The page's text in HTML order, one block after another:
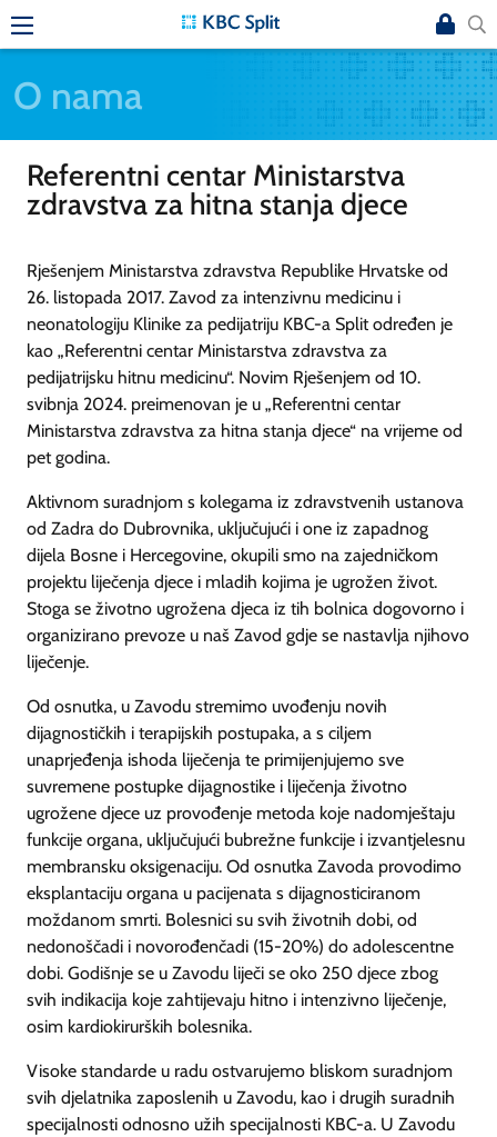
O nama
Referentni centar Ministarstva
zdravstva za hitna stanja djece
Rješenjem Ministarstva zdravstva Republike Hrvatske od
26. listopada 2017. Zavod za intenzivnu medicinu i
neonatologiju Klinike za pedijatriju KBC-a Split određen je
kao „Referentni centar Ministarstva zdravstva za
pedijatrijsku hitnu medicinu“. Novim Rješenjem od 10.
svibnja 2024. preimenovan je u „Referentni centar
Ministarstva zdravstva za hitna stanja djece“ na vrijeme od
pet godina.
Aktivnom suradnjom s kolegama iz zdravstvenih ustanova
od Zadra do Dubrovnika, uključujući i one iz zapadnog
dijela Bosne i Hercegovine, okupili smo na zajedničkom
projektu liječenja djece i mladih kojima je ugrožen život.
Stoga se životno ugrožena djeca iz tih bolnica dogovorno i
organizirano prevoze u naš Zavod gdje se nastavlja njihovo
liječenje.
Od osnutka, u Zavodu stremimo uvođenju novih
dijagnostičkih i terapijskih postupaka, a s ciljem
unaprjeđenja ishoda liječenja te primijenjujemo sve
suvremene postupke dijagnostike i liječenja životno
ugrožene djece uz provođenje metoda koje nadomještaju
funkcije organa, uključujući bubrežne funkcije i izvantjelesnu
membransku oksigenaciju. Od osnutka Zavoda provodimo
eksplantaciju organa u pacijenata s dijagnosticiranom
moždanom smrti. Bolesnici su svih životnih dobi, od
nedonoščadi i novorođenčadi (15-20%) do adolescentne
dobi. Godišnje se u Zavodu liječi se oko 250 djece zbog
svih indikacija koje zahtijevaju hitno i intenzivno liječenje,
osim kardiokirurških bolesnika.
Visoke standarde u radu ostvarujemo bliskom suradnjom
svih djelatnika zaposlenih u Zavodu, kao i drugih suradnih
specijalnosti odnosno užih specijalnosti KBC-a. U Zavodu